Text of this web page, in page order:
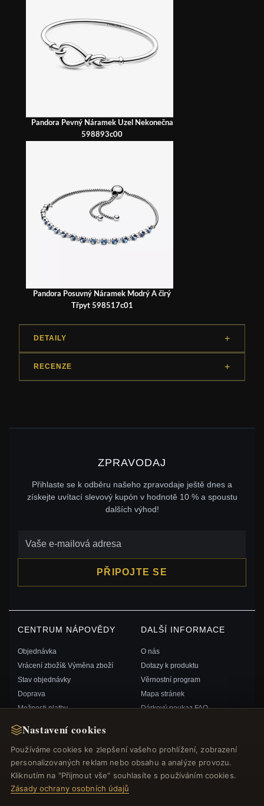
Nastavení cookies
Používáme cookies ke zlepšení vašeho prohlížení, zobrazení
personalizovaných reklam nebo obsahu a analýze provozu.
Kliknutím na "Přijmout vše" souhlasíte s používáním cookies.
Zásady ochrany osobních údajů
Pandora Pevný Náramek Uzel Nekonečna
598893c00
Pandora Posuvný Náramek Modrý A čirý
Třpyt 598517c01
DETAILY
RECENZE
ZPRAVODAJ
Přihlaste se k odběru našeho zpravodaje ještě dnes a
získejte uvítací slevový kupón v hodnotě 10 % a spoustu
dalších výhod!
PŘIPOJTE SE
CENTRUM NÁPOVĚDY
Objednávka
Vrácení zboží& Výměna zboží
Stav objednávky
Doprava
Možnosti platby
Kontaktujte nás
DALŠÍ INFORMACE
O nás
Dotazy k produktu
Věrnostní program
Mapa stránek
Dárkový poukaz FAQ
RYCHLÉ ODKAZY
Nové produkty
SLEDUJTE NÁS